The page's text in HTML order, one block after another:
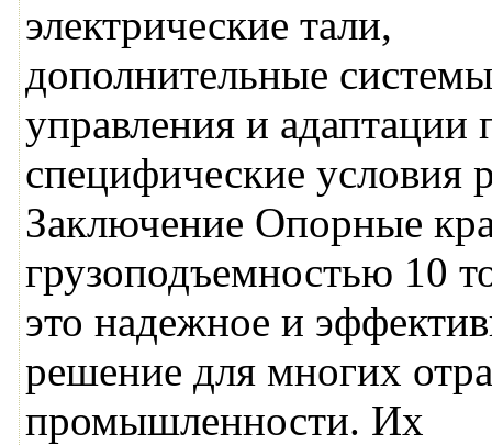
электрические тали,
дополнительные системы
управления и адаптации
специфические условия
Заключение Опорные
грузоподъемностью 10
это надежное и
решение для многих
промышленности. Их